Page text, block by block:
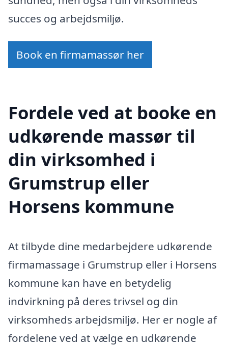
succes og arbejdsmiljø.
Book en firmamassør her
Fordele ved at booke en
udkørende massør til
din virksomhed i
Grumstrup eller
Horsens kommune
At tilbyde dine medarbejdere udkørende
firmamassage i Grumstrup eller i Horsens
kommune kan have en betydelig
indvirkning på deres trivsel og din
virksomheds arbejdsmiljø. Her er nogle af
fordelene ved at vælge en udkørende